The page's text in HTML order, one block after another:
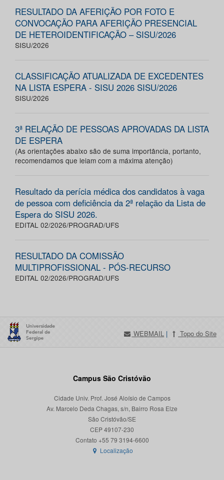
RESULTADO DA AFERIÇÃO POR FOTO E
CONVOCAÇÃO PARA AFERIÇÃO PRESENCIAL
DE HETEROIDENTIFICAÇÃO – SISU/2026
SISU/2026
CLASSIFICAÇÃO ATUALIZADA DE EXCEDENTES
NA LISTA ESPERA - SISU 2026 SISU/2026
SISU/2026
3ª RELAÇÃO DE PESSOAS APROVADAS DA LISTA
DE ESPERA
(As orientações abaixo são de suma importância, portanto,
recomendamos que leiam com a máxima atenção)
Resultado da perícia médica dos candidatos à vaga
de pessoa com deficiência da 2ª relação da Lista de
Espera do SISU 2026.
EDITAL 02/2026/PROGRAD/UFS
RESULTADO DA COMISSÃO
MULTIPROFISSIONAL - PÓS-RECURSO
EDITAL 02/2026/PROGRAD/UFS
WEBMAIL | Topo do Site
Campus São Cristóvão
Cidade Univ. Prof. José Aloísio de Campos
Av. Marcelo Deda Chagas, s/n, Bairro Rosa Elze
São Cristóvão/SE
CEP 49107-230
Localização